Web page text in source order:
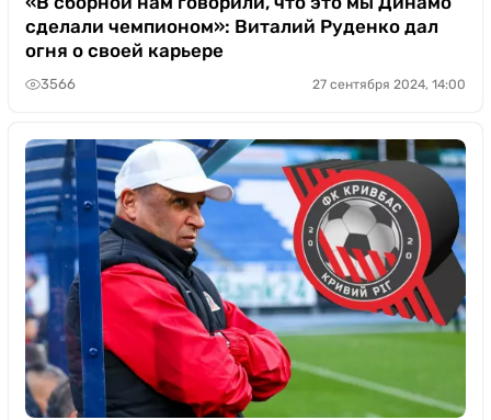
сделали чемпионом»: Виталий Руденко дал
огня о своей карьере
3566 27 сентября 2024, 14:00